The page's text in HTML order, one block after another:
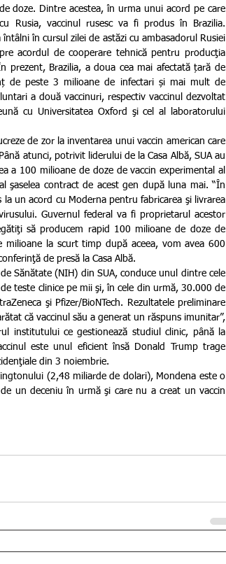
doze. Dintre acestea, în urma unui acord pe care
Rusia, vaccinul rusesc va fi produs în Brazilia.
în cursul zilei de astăzi cu ambasadorul Rusiei
acordul de cooperare tehnică pentru producţia
prezent, Brazilia, a doua cea mai afectată țară de
de peste 3 milioane de infectari și mai mult de
a două vaccinuri, respectiv vaccinul dezvoltat
cu Universitatea Oxford şi cel al laboratorului
atunci, potrivit liderului de la Casa Albă, SUA au
a 100 milioane de doze de vaccin experimental al
şaselea contract de acest gen după luna mai. “În
la un acord cu Moderna pentru fabricarea şi livrarea
Guvernul federal va fi proprietarul acestor
să producem rapid 100 milioane de doze de
la scurt timp după aceea, vom avea 600
de presă la Casa Albă.
teste clinice pe mii şi, în cele din urmă, 30.000 de
şi Pfizer/BioNTech. Rezultatele preliminare
că vaccinul său a generat un răspuns imunitar”,
institutului ce gestionează studiul clinic, până la
este unul eficient însă Donald Trump trage
din 3 noiembrie.
un deceniu în urmă şi care nu a creat un vaccin